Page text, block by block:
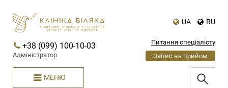
UA RU
+38 (099) 100-10-03
Адміністратор
Питання спеціалісту
Запис на прийом
МЕНЮ